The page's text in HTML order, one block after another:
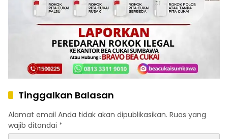
Tinggalkan Balasan
Alamat email Anda tidak akan dipublikasikan. Ruas yang
wajib ditandai *